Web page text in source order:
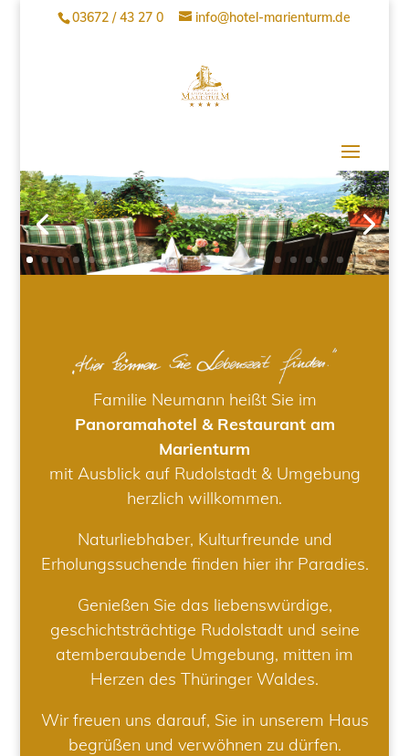
03672 / 43 27 0 info@hotel-marienturm.de
Familie Neumann heißt Sie im
Panoramahotel & Restaurant am
Marienturm
mit Ausblick auf Rudolstadt & Umgebung
herzlich willkommen.
Naturliebhaber, Kulturfreunde und
Erholungssuchende finden hier ihr Paradies.
Genießen Sie das liebenswürdige,
geschichtsträchtige Rudolstadt und seine
atemberaubende Umgebung, mitten im
Herzen des Thüringer Waldes.
Wir freuen uns darauf, Sie in unserem Haus
begrüßen und verwöhnen zu dürfen.